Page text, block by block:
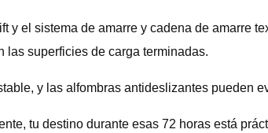
el sistema de amarre y cadena de amarre
las superficies de carga terminadas.
y las alfombras antideslizantes pueden
tu destino durante esas 72 horas está